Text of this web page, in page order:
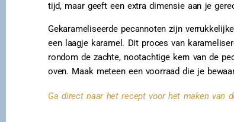
tijd, maar geeft een extra dimensie aan je
Gekarameliseerde pecannoten zijn
een laagje karamel. Dit proces van
rondom de zachte, nootachtige kern van de
oven. Maak meteen een voorraad die je
Ga direct naar het recept voor het maken van